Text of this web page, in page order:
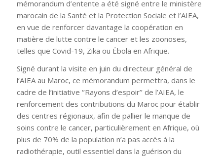
mémorandum d’entente a été signé entre le ministère
marocain de la Santé et la Protection Sociale et l’AIEA,
en vue de renforcer davantage la coopération en
matière de lutte contre le cancer et les zoonoses,
telles que Covid-19, Zika ou Ébola en Afrique.
Signé durant la visite en juin du directeur général de
l’AIEA au Maroc, ce mémorandum permettra, dans le
cadre de l’initiative ‘’Rayons d’espoir’’ de l’AIEA, le
renforcement des contributions du Maroc pour établir
des centres régionaux, afin de pallier le manque de
soins contre le cancer, particulièrement en Afrique, où
plus de 70% de la population n’a pas accès à la
radiothérapie, outil essentiel dans la guérison du